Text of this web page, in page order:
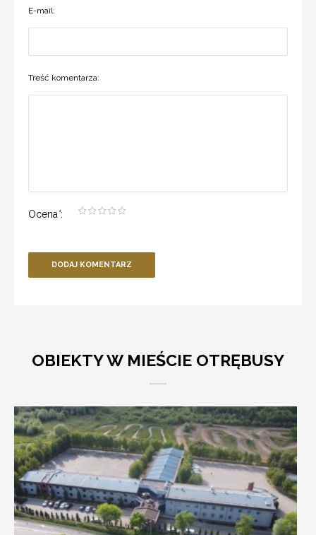
E-mail:
Treść komentarza:
Ocena*:
DODAJ KOMENTARZ
OBIEKTY W MIEŚCIE OTRĘBUSY